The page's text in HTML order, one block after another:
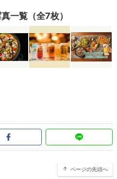
一覧（全7枚）
ページの先頭へ